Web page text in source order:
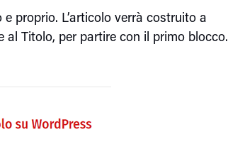
proprio. L’articolo verrà costruito a
Titolo, per partire con il primo blocco.